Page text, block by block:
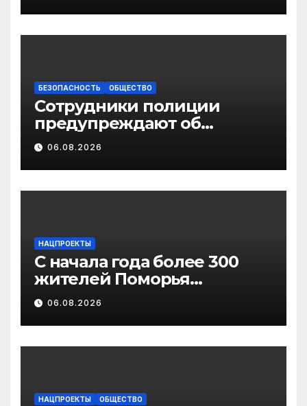
законодательства в сфере
государственной
работников
БЕЗОПАСНОСТЬ ОБЩЕСТВО
Сотрудники полиции
предупреждают об
участившихся случаях
мошенничества в
отношении родственников
участников СВО
06.08.2026
НАЦПРОЕКТЫ
С начала года более 300
жителей Поморья
получили выплату на
газификацию
06.08.2026
НАЦПРОЕКТЫ ОБЩЕСТВО